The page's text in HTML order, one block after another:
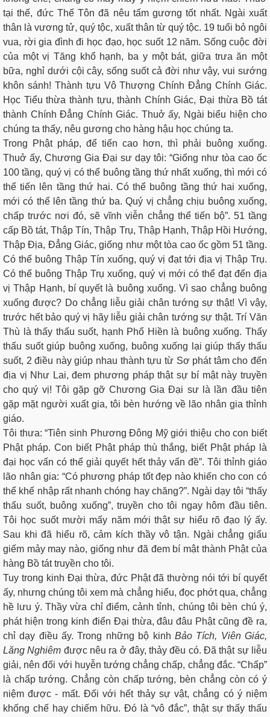
tại thế, đức Thế Tôn đã nêu tấm gương tốt nhất. Ngài xuất
thân là vương tử, quý tộc, xuất thân từ quý tộc. 19 tuổi bỏ ngôi
vua, rời gia đình đi học đạo, học suốt 12 năm. Sống cuộc đời
của một vị Tăng khổ hạnh, ba y một bát, giữa trưa ăn một
bữa, nghỉ dưới cội cây, sống suốt cả đời như vậy, vui sướng
khôn sánh! Thành tựu Vô Thượng Chính Đẳng Chính Giác.
Học Tiểu thừa thành tựu, thành Chính Giác, Đại thừa Bồ tát
thành Chính Đẳng Chính Giác. Thuở ấy, Ngài biểu hiện cho
chúng ta thấy, nêu gương cho hàng hậu học chúng ta.
Trong Phật pháp, để tiến cao hơn, thì phải buông xuống.
Thuở ấy, Chương Gia Đại sư dạy tôi: “Giống như tòa cao ốc
100 tầng, quý vị có thể buông tầng thứ nhất xuống, thì mới có
thể tiến lên tầng thứ hai. Có thể buông tầng thứ hai xuống,
mới có thể lên tầng thứ ba. Quý vị chẳng chịu buông xuống,
chấp trước nơi đó, sẽ vĩnh viễn chẳng thể tiến bộ”. 51 tầng
cấp Bồ tát, Thập Tín, Thập Trụ, Thập Hạnh, Thập Hồi Hướng,
Thập Địa, Đẳng Giác, giống như một tòa cao ốc gồm 51 tầng.
Có thể buông Thập Tín xuống, quý vị đạt tới địa vị Thập Trụ.
Có thể buông Thập Trụ xuống, quý vị mới có thể đạt đến địa
vị Thập Hạnh, bí quyết là buông xuống. Vì sao chẳng buông
xuống được? Do chẳng liễu giải chân tướng sự thật! Vì vậy,
trước hết bảo quý vị hãy liễu giải chân tướng sự thật. Trí Văn
Thù là thấy thấu suốt, hạnh Phổ Hiền là buông xuống. Thấy
thấu suốt giúp buông xuống, buông xuống lại giúp thấy thấu
suốt, 2 điều này giúp nhau thành tựu từ Sơ phát tâm cho đến
địa vị Như Lai, đem phương pháp thật sự bí mật này truyền
cho quý vị! Tôi gặp gỡ Chương Gia Đại sư là lần đầu tiên
gặp mặt người xuất gia, tôi bèn hướng về lão nhân gia thỉnh
giáo.
Tôi thưa: “Tiên sinh Phương Đông Mỹ giới thiệu cho con biết
Phật pháp. Con biết Phật pháp thù thắng, biết Phật pháp là
đại học vấn có thể giải quyết hết thảy vấn đề”. Tôi thỉnh giáo
lão nhân gia: “Có phương pháp tốt đẹp nào khiến cho con có
thể khế nhập rất nhanh chóng hay chăng?”. Ngài dạy tôi “thấy
thấu suốt, buông xuống”, truyền cho tôi ngay hôm đầu tiên.
Tôi học suốt mười mấy năm mới thật sự hiểu rõ đạo lý ấy.
Sau khi đã hiểu rõ, cảm kích thầy vô tận. Ngài chẳng giấu
giếm mảy may nào, giống như đã đem bí mật thành Phật của
hàng Bồ tát truyền cho tôi.
Tuy trong kinh Đại thừa, đức Phật đã thường nói tới bí quyết
ấy, nhưng chúng tôi xem mà chẳng hiểu, đọc phớt qua, chẳng
hề lưu ý. Thầy vừa chỉ điểm, cảnh tỉnh, chúng tôi bèn chú ý,
phát hiện trong kinh điển Đại thừa, đâu đâu Phật cũng đề ra,
chỉ dạy điều ấy. Trong những bộ kinh Bảo Tích, Viên Giác,
Lăng Nghiêm được nêu ra ở đây, thảy đều có. Đã thật sự liễu
giải, nên đối với huyễn tướng chẳng chấp, chẳng đắc. “Chấp”
là chấp tướng. Chẳng còn chấp tướng, bèn chẳng còn có ý
niệm được - mất. Đối với hết thảy sự vật, chẳng có ý niệm
khống chế hay chiếm hữu. Đó là “vô đắc”, thật sự thấy thấu